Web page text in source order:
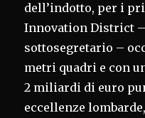
dell’indotto, per i
Innovation District
sottosegretario –
metri quadri e con
2 miliardi di euro
eccellenze